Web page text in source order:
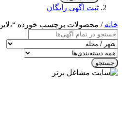
ثبت اگهی رایگان
خانه / محصولات برچسب خورده
جستجو